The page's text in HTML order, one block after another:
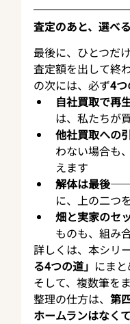
査定のあと、選べ
最後に、ひとつだ
査定額を出して終
の次には、必ず4
自社買取で再
は、私たちが
他社買取への
わない場合も
えます
解体は最後——
に、上の二つ
畑と実家のセ
ものも、組み
詳しくは、本シリ
る4つの道」 にまと
そして、複数筆を
整理の仕方は、 第
ホームランはなくて